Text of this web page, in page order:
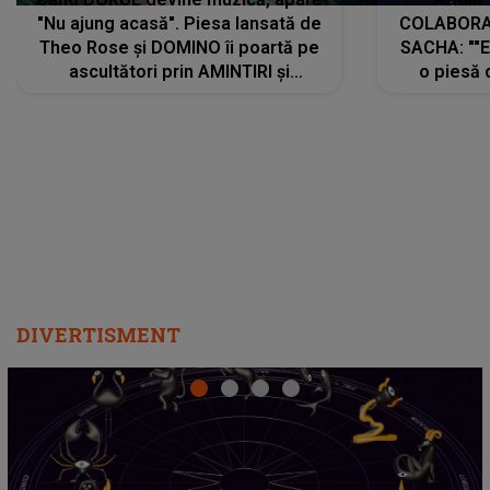
"Nu ajung acasă". Piesa lansată de
Theo Rose și DOMINO îi poartă pe
ascultători prin AMINTIRI și
SACHA:
o piesă
DIVERTISMENT